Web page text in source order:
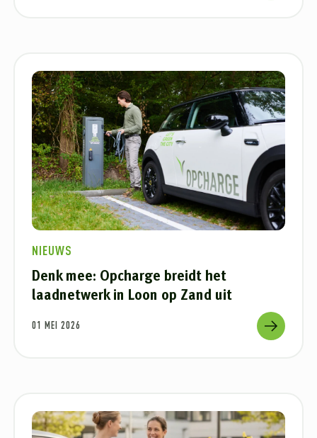
NIEUWS
Denk mee: Opcharge breidt het
laadnetwerk in Loon op Zand uit
01 MEI 2026